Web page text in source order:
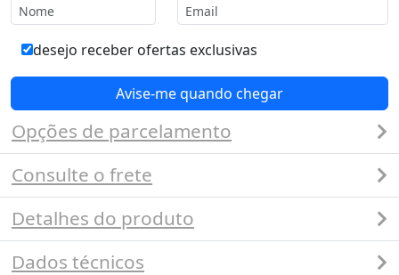
desejo receber ofertas exclusivas
Avise-me quando chegar
Opções de parcelamento
Consulte o frete
Detalhes do produto
Dados técnicos